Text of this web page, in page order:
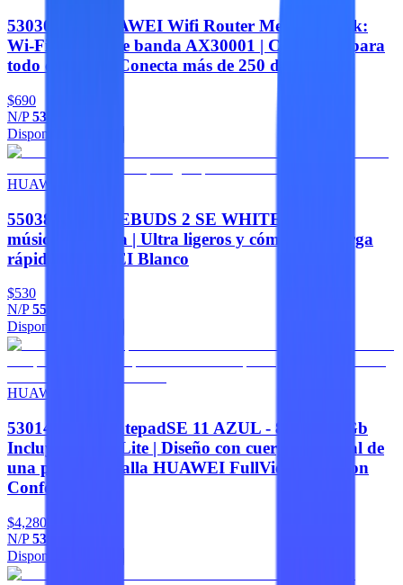
53030EAP HUAWEI Wifi Router Mesh3 1 Pack:
Wi-Fi 6 de doble banda AX30001 | Cobertura para
todo el hogar | Conecta más de 250 dispositivos
$690
N/P53030EAP
Disponible
HUAWEI
55038818 FREEBUDS 2 SE WHITE. 40 h de
música continua | Ultra ligeros y cómodos | Carga
rápida HUAWEI Blanco
$530
N/P55038818
Disponible
HUAWEI
53014GYW MatepadSE 11 AZUL - 8Gb+128Gb
Incluye M-Pen Lite | Diseño con cuerpo de metal de
una pieza |Pantalla HUAWEI FullView de 11 con
Confort
$4,280
N/P53014GYW
Disponible